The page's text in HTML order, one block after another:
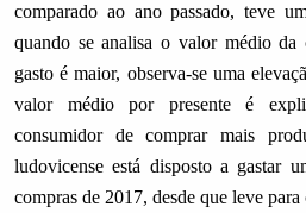
comparado ao ano passado, teve
quando se analisa o valor médio
gasto é maior, observa-se uma
valor médio por presente é
consumidor de comprar mais
ludovicense está disposto a gastar
compras de 2017, desde que leve para